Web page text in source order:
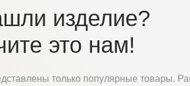
изделие?
это нам!
только популярные товары.